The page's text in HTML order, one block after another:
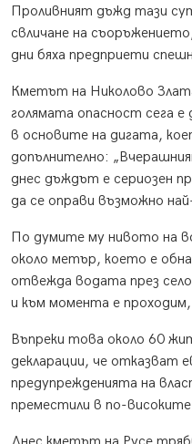
Проливният дъжд тази
свличане на
дни бяха предприети
Кметът на Николово
голямата опасност сега
в основите на дигата,
допълнително:
днес дъждът е сериозен
да се оправи възможно
По думите му нивото на
около метър, което е
отвежда водата през
и към момента е
Въпреки това около 60
декларации, че отказват
предупрежденията на
преместили в по-